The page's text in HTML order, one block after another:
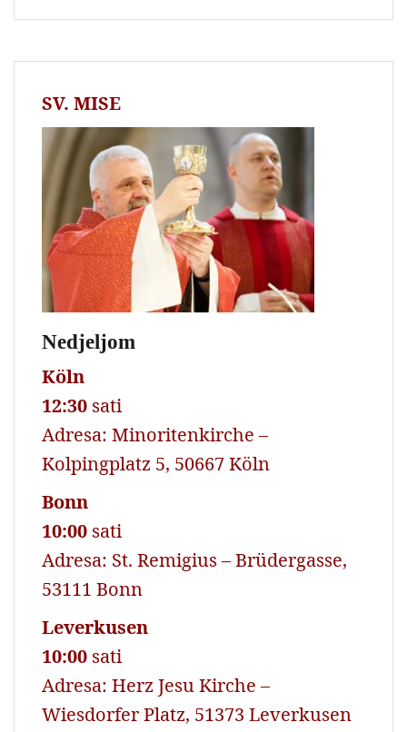
SV. MISE
Nedjeljom
Köln
12:30 sati
Adresa: Minoritenkirche –
Kolpingplatz 5, 50667 Köln
Bonn
10:00 sati
Adresa: St. Remigius – Brüdergasse,
53111 Bonn
Leverkusen
10:00 sati
Adresa: Herz Jesu Kirche –
Wiesdorfer Platz, 51373 Leverkusen